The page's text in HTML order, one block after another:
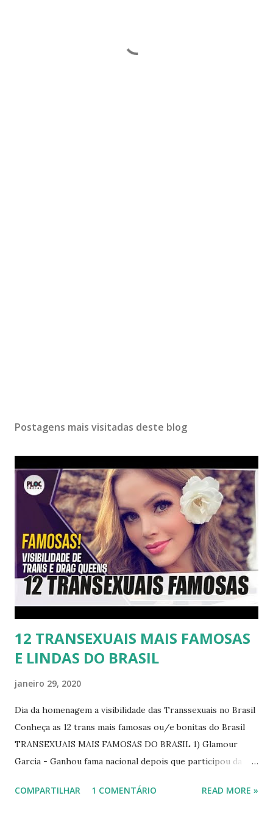
Postagens mais visitadas deste blog
12 TRANSEXUAIS MAIS FAMOSAS
E LINDAS DO BRASIL
janeiro 29, 2020
Dia da homenagem a visibilidade das Transsexuais no Brasil
Conheça as 12 trans mais famosas ou/e bonitas do Brasil
TRANSEXUAIS MAIS FAMOSAS DO BRASIL 1) Glamour
Garcia - Ganhou fama nacional depois que participou da
transexual, Britney. 2) Lea T é uma famosa modelo
COMPARTILHAR 1 COMENTÁRIO READ MORE »